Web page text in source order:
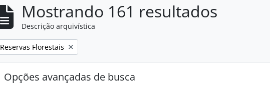
Mostrando 161 resultados
Descrição arquivística
Remover filtro:
Reservas Florestais
Opções avançadas de busca